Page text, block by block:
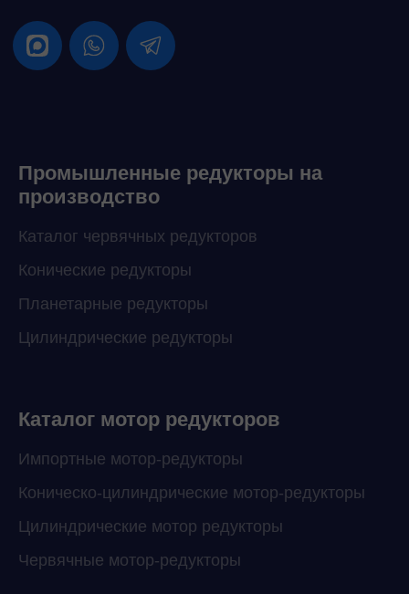
Промышленные редукторы на
производство
Каталог червячных редукторов
Конические редукторы
Планетарные редукторы
Цилиндрические редукторы
Каталог мотор редукторов
Импортные мотор-редукторы
Коническо-цилиндрические мотор-редукторы
Цилиндрические мотор редукторы
Червячные мотор-редукторы